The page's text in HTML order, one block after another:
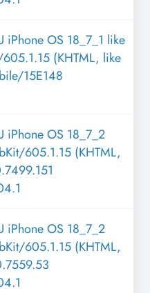
OS 18_7_1 like
(KHTML, like
15E148
OS 18_7_2
605.1.15 (KHTML,
OS 18_7_2
605.1.15 (KHTML,